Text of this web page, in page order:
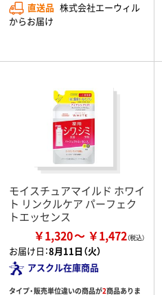
直送品 株式会社エーウィル
からお届け
モイスチュアマイルド ホワイ
ト リンクルケア パーフェク
トエッセンス
￥1,320 ￥1,472
お届け日：8月11日（火）
アスクル在庫商品
タイプ・販売単位違いの商品が2商品ありま